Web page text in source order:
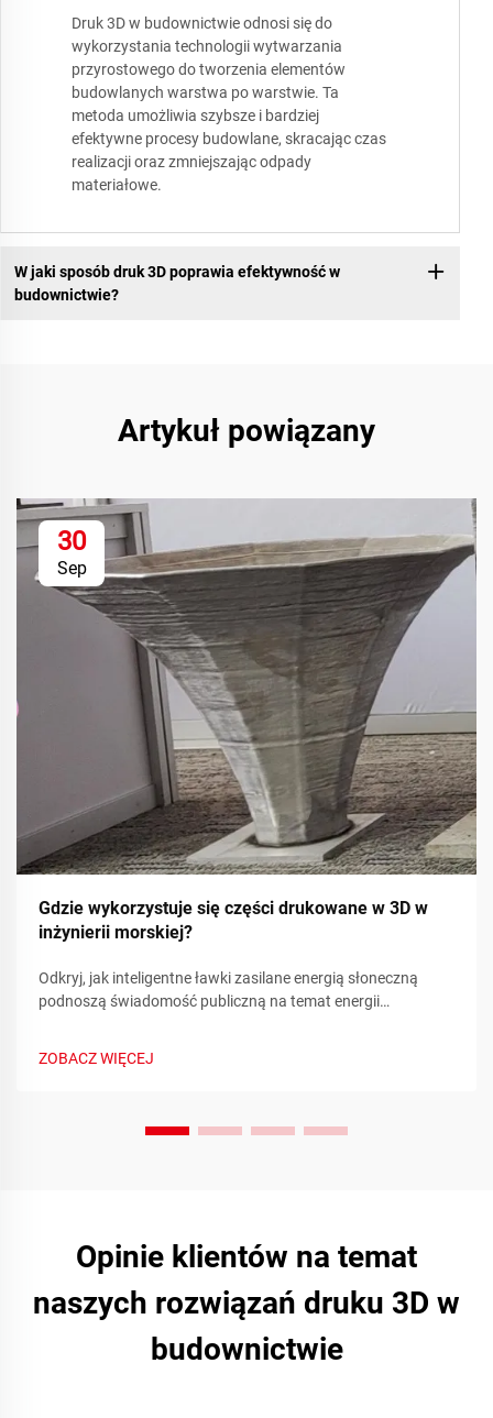
Druk 3D w budownictwie odnosi się do
wykorzystania technologii wytwarzania
przyrostowego do tworzenia elementów
budowlanych warstwa po warstwie. Ta
metoda umożliwia szybsze i bardziej
efektywne procesy budowlane, skracając czas
realizacji oraz zmniejszając odpady
materiałowe.
W jaki sposób druk 3D poprawia efektywność w
budownictwie?
Artykuł powiązany
30
Sep
Gdzie wykorzystuje się części drukowane w 3D w
inżynierii morskiej?
Odkryj, jak inteligentne ławki zasilane energią słoneczną
podnoszą świadomość publiczną na temat energii
Dowiedz się więcej już dziś.
ZOBACZ WIĘCEJ
Opinie klientów na temat
naszych rozwiązań druku 3D w
budownictwie